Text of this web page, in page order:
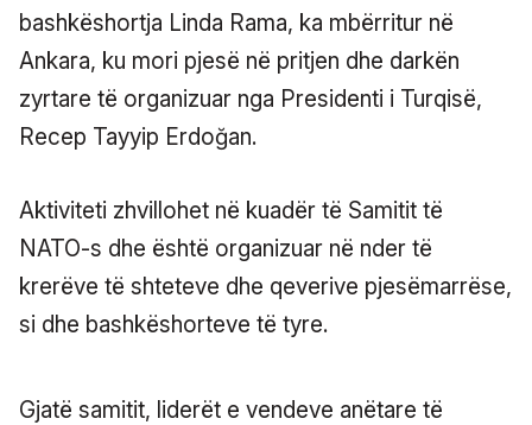
bashkëshortja Linda Rama, ka mbërritur në
Ankara, ku mori pjesë në pritjen dhe darkën
zyrtare të organizuar nga Presidenti i Turqisë,
Recep Tayyip Erdoğan.
Aktiviteti zhvillohet në kuadër të Samitit të
NATO-s dhe është organizuar në nder të
krerëve të shteteve dhe qeverive pjesëmarrëse,
si dhe bashkëshorteve të tyre.
Gjatë samitit, liderët e vendeve anëtare të